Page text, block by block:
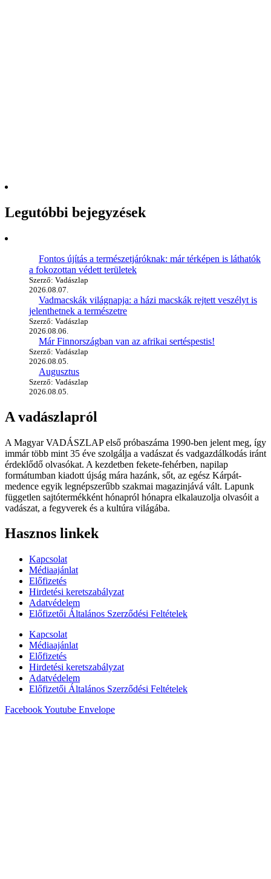
Legutóbbi bejegyzések
Fontos újítás a természetjáróknak: már térképen is láthatók
a fokozottan védett területek
Szerző: Vadászlap
2026.08.07.
Vadmacskák világnapja: a házi macskák rejtett veszélyt is
jelenthetnek a természetre
Szerző: Vadászlap
2026.08.06.
Már Finnországban van az afrikai sertéspestis!
Szerző: Vadászlap
2026.08.05.
Augusztus
Szerző: Vadászlap
2026.08.05.
A vadászlapról
A Magyar VADÁSZLAP első próbaszáma 1990-ben jelent meg, így
immár több mint 35 éve szolgálja a vadászat és vadgazdálkodás iránt
érdeklődő olvasókat. A kezdetben fekete-fehérben, napilap
formátumban kiadott újság mára hazánk, sőt, az egész Kárpát-
medence egyik legnépszerűbb szakmai magazinjává vált. Lapunk
független sajtótermékként hónapról hónapra elkalauzolja olvasóit a
vadászat, a fegyverek és a kultúra világába.
Hasznos linkek
Kapcsolat
Médiaajánlat
Előfizetés
Hirdetési keretszabályzat
Adatvédelem
Előfizetői Általános Szerződési Feltételek
Kapcsolat
Médiaajánlat
Előfizetés
Hirdetési keretszabályzat
Adatvédelem
Előfizetői Általános Szerződési Feltételek
FacebookYoutube Envelope